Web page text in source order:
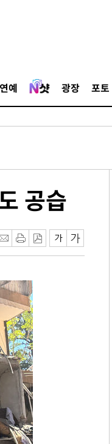
연예 광장 포토
공습